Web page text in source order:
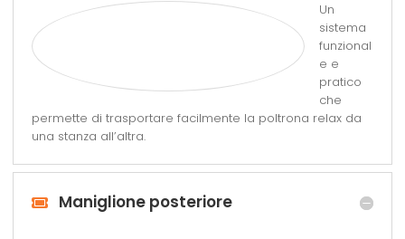
Un
sistema
funzional
e e
pratico
che
permette di trasportare facilmente la poltrona relax da
una stanza all’altra.
Maniglione posteriore